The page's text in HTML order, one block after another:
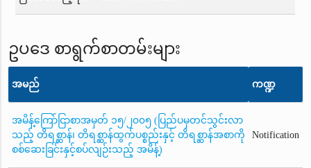
ဥပဒေ စာရွက်စာတမ်းများ
အမည် ကဏ္ဍ
အမိန့်ကြော်ငြာစာအမှတ် ၁၅/၂၀၀၅ (ပြည်ပမှတင်သွင်းလာ
သည့် တိရစ္ဆာန်၊ တိရစ္ဆာန်ထွက်ပစ္စည်းနှင့် တိရစ္ဆာန်အစာကို
စစ်ဆေးခြင်းနှင့်စပ်လျဉ်းသည့် အမိန့်)
Notification